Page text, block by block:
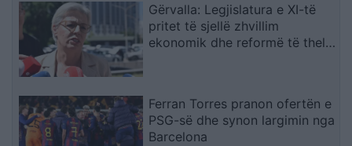
Gërvalla: Legjislatura e XI-të
pritet të sjellë zhvillim
ekonomik dhe reformë të thellë
Ferran Torres pranon ofertën e
PSG-së dhe synon largimin nga
Barcelona